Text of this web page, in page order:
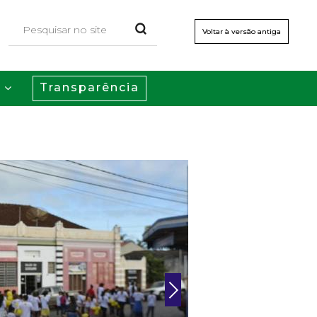
Voltar à versão antiga
Transparência